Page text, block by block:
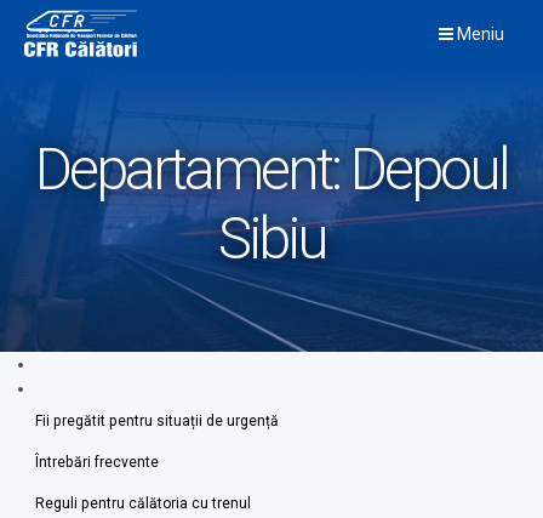
content
Meniu
Departament:Depoul
Sibiu
Fii pregătit pentru situații de urgență
Întrebări frecvente
Reguli pentru călătoria cu trenul